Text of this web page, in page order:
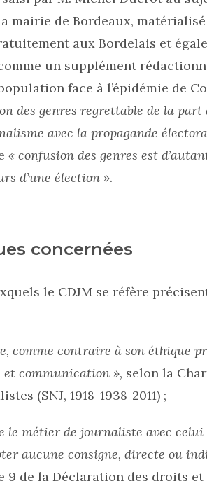
mairie de Bordeaux,
aux Bordelais et
un supplément
face à l’épidémie de
des genres regrettable de la
avec la propagande
« confusion des genres est
d’une élection ».
concernées
le CDJM se réfère
comme contraire à son éthique
communication », selon la
(SNJ, 1918-1938-2011) ;
le métier de journaliste avec
aucune consigne, directe ou
9 de la Déclaration des droits et